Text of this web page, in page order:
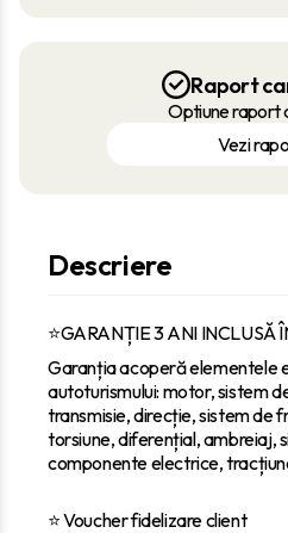
Raport
Optiune raport
Vezi
Descriere
⭐GARANȚIE 3 ANI INCLUSĂ
Garanția acoperă elementele
autoturismului: motor, sistem
transmisie, direcție, sistem de
torsiune, diferențial, ambreiaj,
componente electrice,
⭐ Voucher fidelizare client